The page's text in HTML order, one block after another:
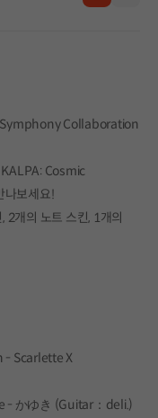
Symphony Collaboration
Cosmic
나보세요!
2개의 노트 스킨, 1개의
- Scarlette X
- かゆき (Guitar：deli.)